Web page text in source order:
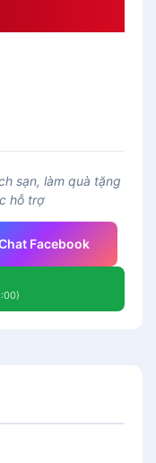
sạn, làm quà tặng
hỗ trợ
Facebook